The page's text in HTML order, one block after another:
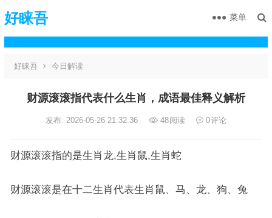
好睐吾 菜单
好睐吾 今日解读
财源滚滚指代表什么生肖，成语最佳释义解析
发布: 2026-05-26 21:32:36 48阅读 0评论
财源滚滚指的是生肖龙,生肖鼠,生肖蛇
财源滚滚是在十二生肖代表生肖鼠、马、龙、狗、兔